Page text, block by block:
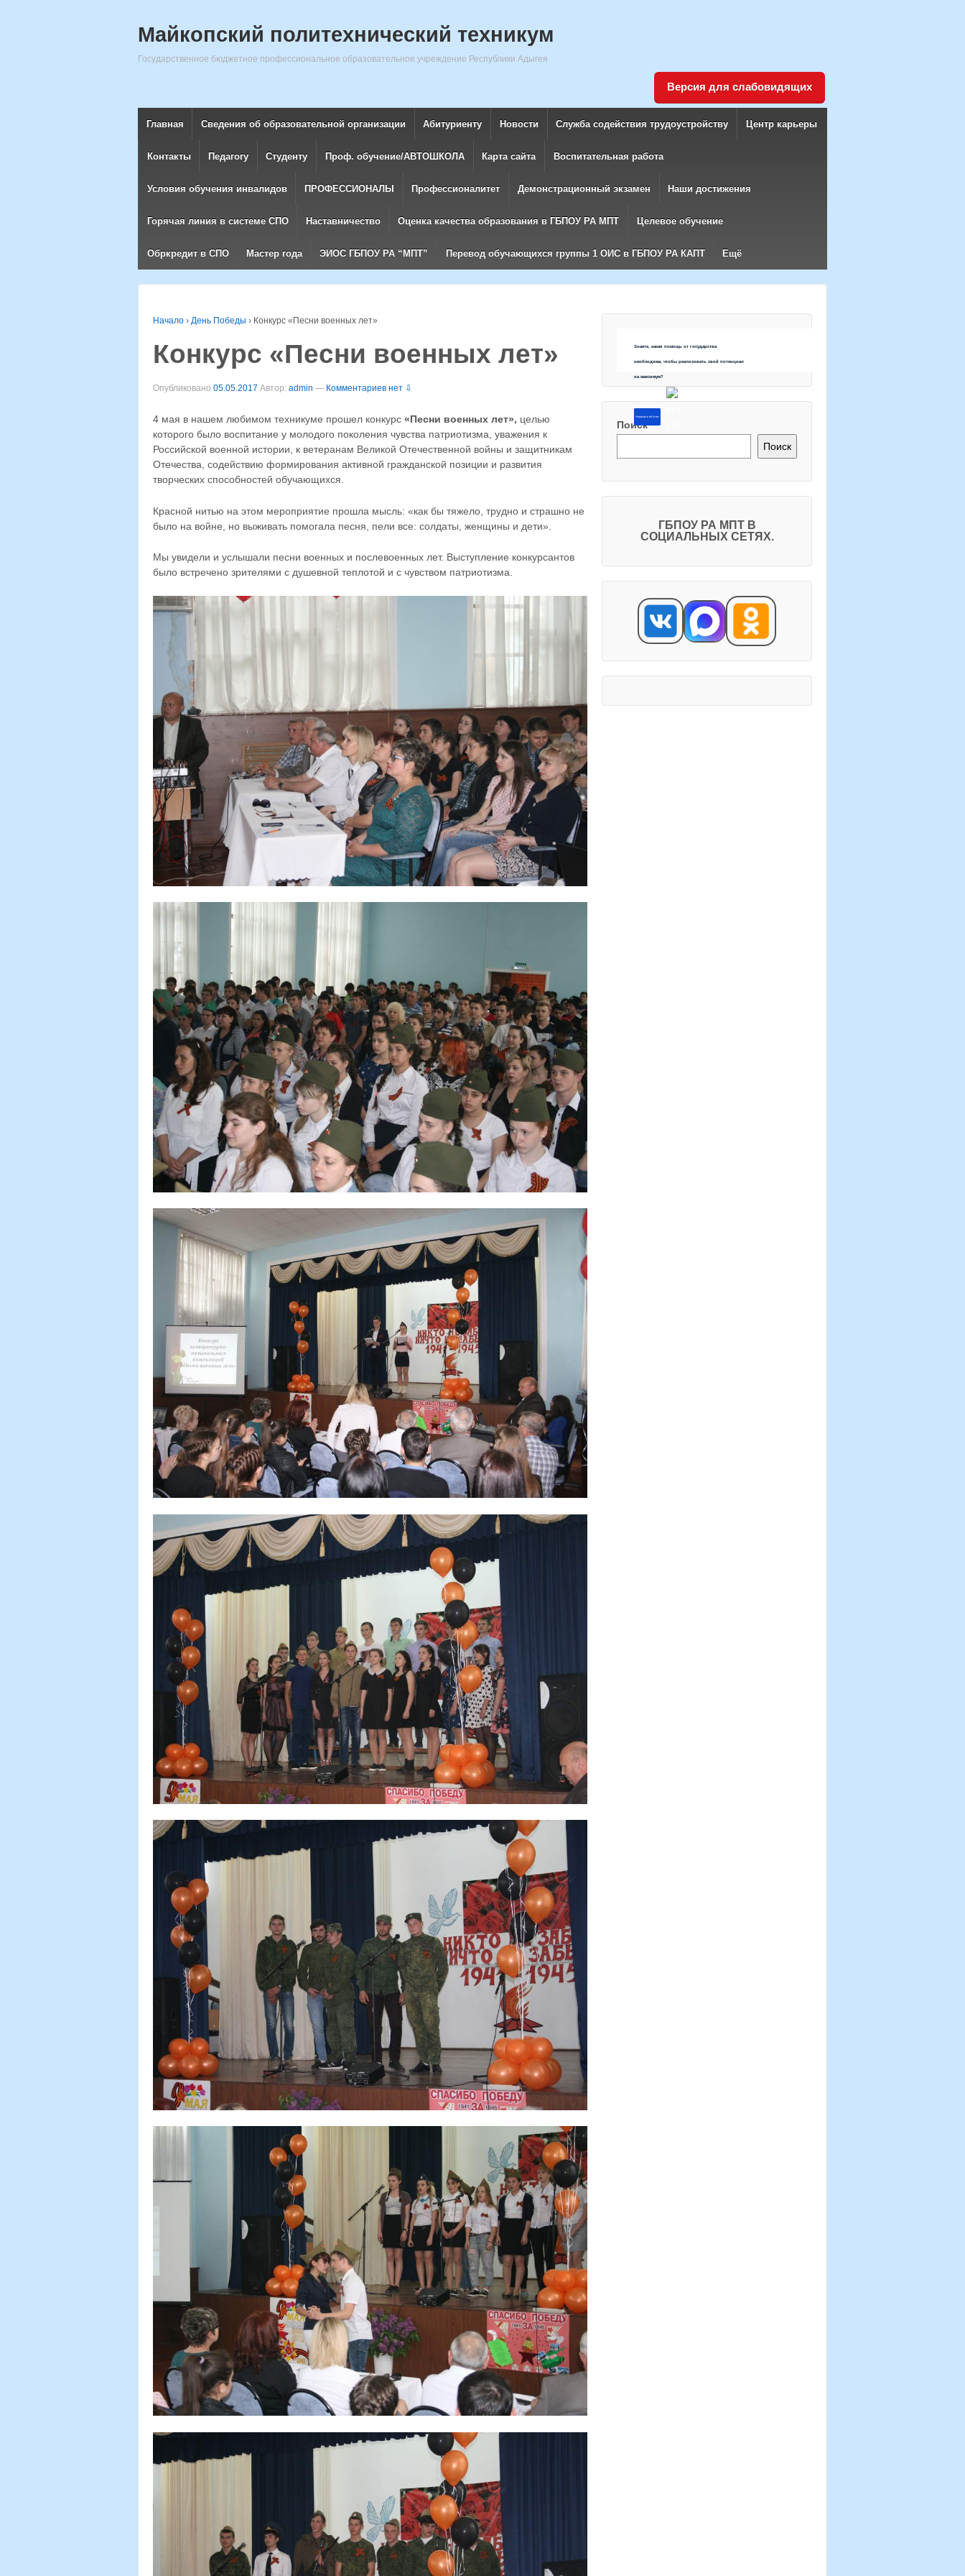
Майкопский политехнический техникум
Государственное бюджетное профессиональное образовательное учреждение Республики Адыгея
Версия для слабовидящих
Главная Сведения об образовательной организации Абитуриенту Новости Служба содействия трудоустройству Центр карьеры
Контакты Педагогу Студенту Проф. обучение/АВТОШКОЛА Карта сайта Воспитательная работа
Условия обучения инвалидов ПРОФЕССИОНАЛЫ Профессионалитет Демонстрационный экзамен Наши достижения
Горячая линия в системе СПО Наставничество Оценка качества образования в ГБПОУ РА МПТ Целевое обучение
Обркредит в СПО Мастер года ЭИОС ГБПОУ РА “МПТ” Перевод обучающихся группы 1 ОИС в ГБПОУ РА КАПТ Ещё
Начало › День Победы › Конкурс «Песни военных лет»
Конкурс «Песни военных лет»
Опубликовано 05.05.2017 Автор: admin — Комментариев нет ⇩
4 мая в нашем любимом техникуме прошел конкурс «Песни военных лет», целью
которого было воспитание у молодого поколения чувства патриотизма, уважения к
Российской военной истории, к ветеранам Великой Отечественной войны и защитникам
Отечества, содействию формирования активной гражданской позиции и развития
творческих способностей обучающихся.
Красной нитью на этом мероприятие прошла мысль: «как бы тяжело, трудно и страшно не
было на войне, но выживать помогала песня, пели все: солдаты, женщины и дети».
Мы увидели и услышали песни военных и послевоенных лет. Выступление конкурсантов
было встречено зрителями с душевной теплотой и с чувством патриотизма.
Знаете, какая помощь от государства
необходима, чтобы реализовать свой потенциал
на максимум?
Напишите об этом
Поиск
Поиск
ГБПОУ РА МПТ В
СОЦИАЛЬНЫХ СЕТЯХ.